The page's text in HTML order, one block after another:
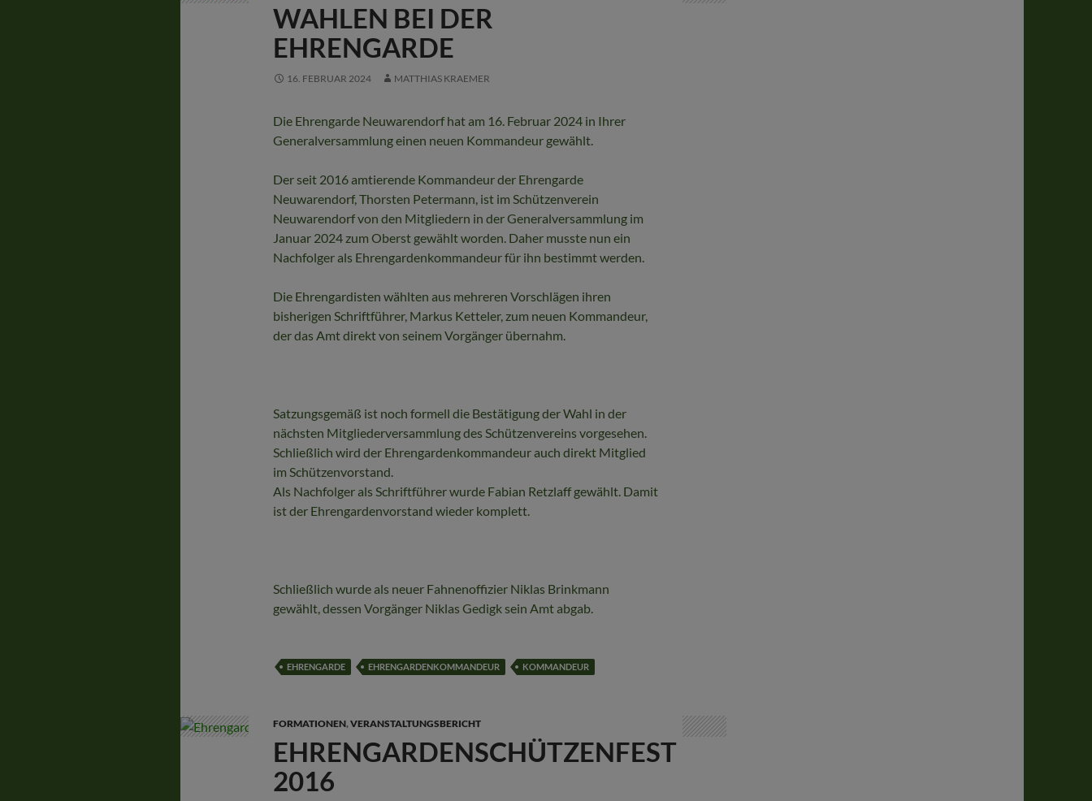
WAHLEN BEI DER
EHRENGARDE
16. FEBRUAR 2024 MATTHIAS KRAEMER
Die Ehrengarde Neuwarendorf hat am 16. Februar 2024 in Ihrer
Generalversammlung einen neuen Kommandeur gewählt.
Der seit 2016 amtierende Kommandeur der Ehrengarde
Neuwarendorf, Thorsten Petermann, ist im Schützenverein
Neuwarendorf von den Mitgliedern in der Generalversammlung im
Januar 2024 zum Oberst gewählt worden. Daher musste nun ein
Nachfolger als Ehrengardenkommandeur für ihn bestimmt werden.
Die Ehrengardisten wählten aus mehreren Vorschlägen ihren
bisherigen Schriftführer, Markus Ketteler, zum neuen Kommandeur,
der das Amt direkt von seinem Vorgänger übernahm.
Satzungsgemäß ist noch formell die Bestätigung der Wahl in der
nächsten Mitgliederversammlung des Schützenvereins vorgesehen.
Schließlich wird der Ehrengardenkommandeur auch direkt Mitglied
im Schützenvorstand.
Als Nachfolger als Schriftführer wurde Fabian Retzlaff gewählt. Damit
ist der Ehrengardenvorstand wieder komplett.
Schließlich wurde als neuer Fahnenoffizier Niklas Brinkmann
gewählt, dessen Vorgänger Niklas Gedigk sein Amt abgab.
EHRENGARDE EHRENGARDENKOMMANDEUR KOMMANDEUR
FORMATIONEN, VERANSTALTUNGSBERICHT
EHRENGARDENSCHÜTZENFEST
2016